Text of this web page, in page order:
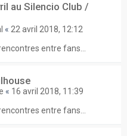
au Silencio Club /
« 22 avril 2018, 12:12
entre fans...
« 16 avril 2018, 11:39
entre fans...